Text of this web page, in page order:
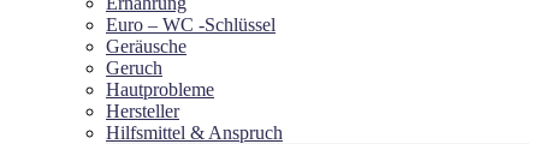
Euro – WC -Schlüssel
Geräusche
Geruch
Hautprobleme
Hersteller
Hilfsmittel & Anspruch